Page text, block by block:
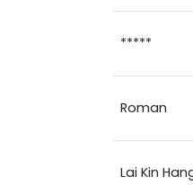
*****
Roman
Lai Kin